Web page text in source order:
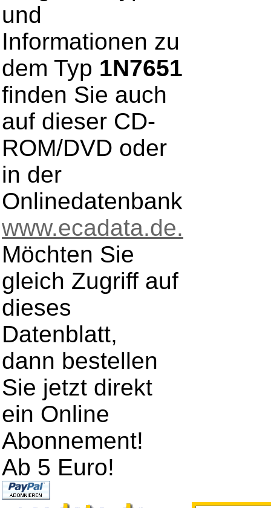
und
Informationen zu
dem Typ 1N7651
finden Sie auch
auf dieser CD-
ROM/DVD oder
in der
Onlinedatenbank
www.ecadata.de.
Möchten Sie
gleich Zugriff auf
dieses
Datenblatt,
dann bestellen
Sie jetzt direkt
ein Online
Abonnement!
Ab 5 Euro!